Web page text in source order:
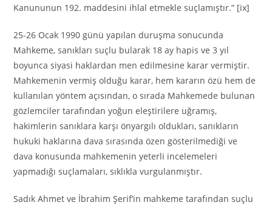
Kanununun 192. maddesini ihlal etmekle suçlamıştır.” [ix]
25-26 Ocak 1990 günü yapılan duruşma sonucunda
Mahkeme, sanıkları suçlu bularak 18 ay hapis ve 3 yıl
boyunca siyasi haklardan men edilmesine karar vermiştir.
Mahkemenin vermiş olduğu karar, hem kararın özü hem de
kullanılan yöntem açısından, o sırada Mahkemede bulunan
gözlemciler tarafından yoğun eleştirilere uğramış,
hakimlerin sanıklara karşı önyargılı oldukları, sanıkların
hukuki haklarına dava sırasında özen gösterilmediği ve
dava konusunda mahkemenin yeterli incelemeleri
yapmadığı suçlamaları, sıklıkla vurgulanmıştır.
Sadık Ahmet ve İbrahim Şerif’in mahkeme tarafından suçlu